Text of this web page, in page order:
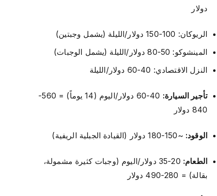
دولار
الريوكان: 100-150 دولار/الليلة (يشمل وجبتين)
المينشوكو: 50-80 دولار/الليلة (يشمل الوجبات)
النزل الاقتصادي: 40-60 دولار/الليلة
تأجير السيارة:
40-60 دولار/اليوم (14 يوماً) = 560-
840 دولار
الوقود: ~150-180 دولار (القيادة الجبلية الريفية)
الطعام:
20-35 دولار/اليوم (وجبات كثيرة مشمولة،
بقالة) = 280-490 دولار